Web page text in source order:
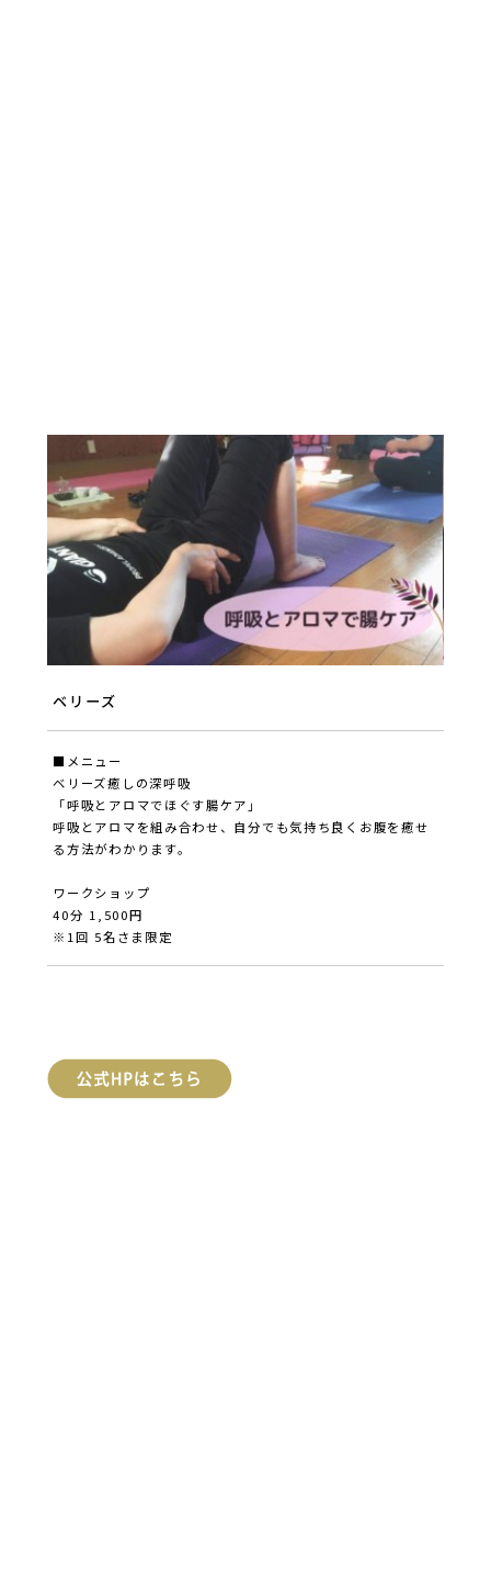
ベリーズ
■メニュー
ベリーズ癒しの深呼吸
「呼吸とアロマでほぐす腸ケア」
呼吸とアロマを組み合わせ、自分でも気持ち良くお腹を癒せ
る方法がわかります。
ワークショップ
40分 1,500円
※1回 5名さま限定